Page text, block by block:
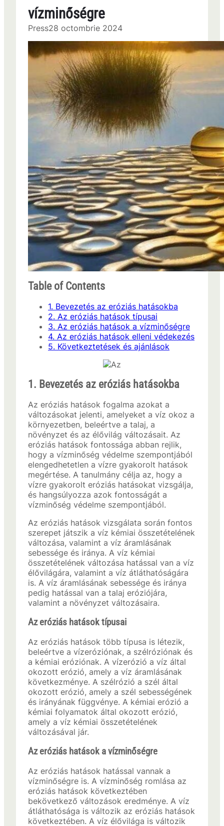
vízminőségre
Press28 octombrie 2024
Table of Contents
1. Bevezetés az eróziás hatásokba
2. Az eróziás hatások típusai
3. Az eróziás hatások a vízminőségre
4. Az eróziás hatások elleni védekezés
5. Következtetések és ajánlások
1. Bevezetés az eróziás hatásokba
Az eróziás hatások fogalma azokat a
változásokat jelenti, amelyeket a víz okoz a
környezetben, beleértve a talaj, a
növényzet és az élővilág változásait. Az
eróziás hatások fontossága abban rejlik,
hogy a vízminőség védelme szempontjából
elengedhetetlen a vízre gyakorolt hatások
megértése. A tanulmány célja az, hogy a
vízre gyakorolt eróziás hatásokat vizsgálja,
és hangsúlyozza azok fontosságát a
vízminőség védelme szempontjából.
Az eróziás hatások vizsgálata során fontos
szerepet játszik a víz kémiai összetételének
változása, valamint a víz áramlásának
sebessége és iránya. A víz kémiai
összetételének változása hatással van a víz
élővilágára, valamint a víz átláthatóságára
is. A víz áramlásának sebessége és iránya
pedig hatással van a talaj eróziójára,
valamint a növényzet változásaira.
Az eróziás hatások típusai
Az eróziás hatások több típusa is létezik,
beleértve a vízeróziónak, a szélróziónak és
a kémiai eróziónak. A vízerózió a víz által
okozott erózió, amely a víz áramlásának
következménye. A szélrózió a szél által
okozott erózió, amely a szél sebességének
és irányának függvénye. A kémiai erózió a
kémiai folyamatok által okozott erózió,
amely a víz kémiai összetételének
változásával jár.
Az eróziás hatások a vízminőségre
Az eróziás hatások hatással vannak a
vízminőségre is. A vízminőség romlása az
eróziás hatások következtében
bekövetkező változások eredménye. A víz
átláthatósága is változik az eróziás hatások
következtében. A víz élővilága is változik